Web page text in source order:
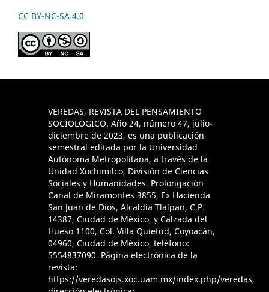
CC BY-NC-SA 4.0
VEREDAS, REVISTA DEL PENSAMIENTO
SOCIOLÓGICO. Año 24, número 47, julio-
diciembre de 2023, es una publicación
semestral editada por la Universidad
Autónoma Metropolitana, a través de la
Unidad Xochimilco, División de Ciencias
Sociales y Humanidades. Prolongación
Canal de Miramontes 3855, Ex Hacienda
San Juan de Dios, Alcaldía Tlalpan, C.P.
14387, Ciudad de México, y Calzada del
Hueso 1100, Col. Villa Quietud, Coyoacán,
04960, Ciudad de México, teléfono:
5554837090. Página electrónica de la
revista:
https://veredasojs.xoc.uam.mx/index.php/veredas,